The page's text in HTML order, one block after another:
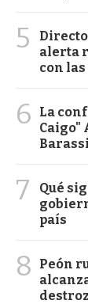
5
alerta
con
6
La
Caigo"
7
Qué
país
8
Peón